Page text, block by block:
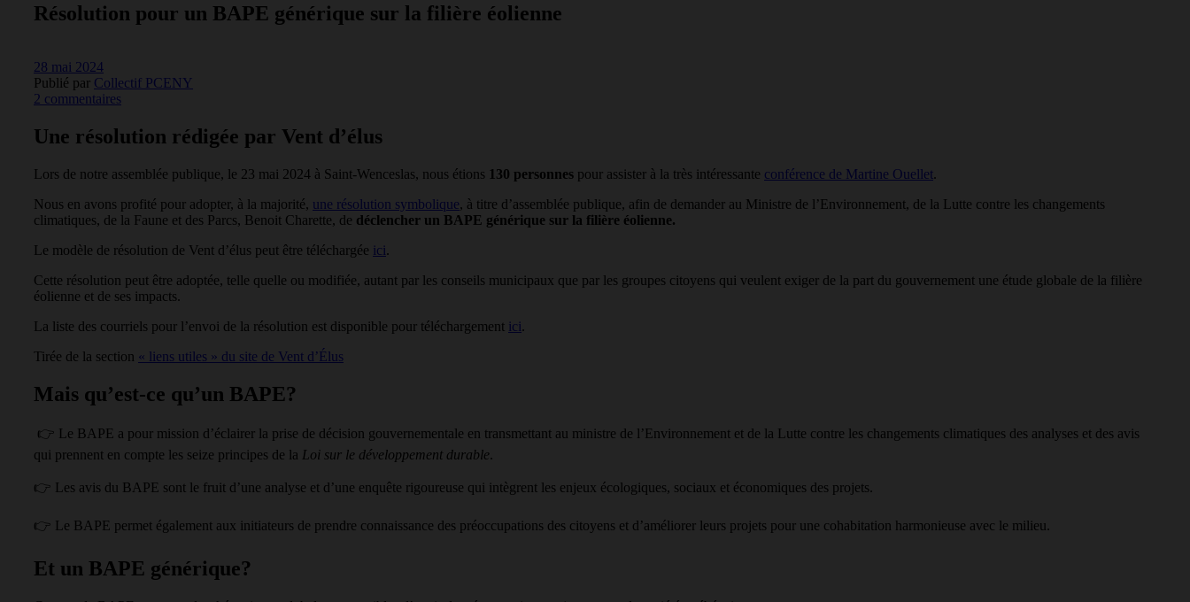
Résolution pour un BAPE générique sur la filière éolienne
28 mai 2024
Publié par Collectif PCENY
2 commentaires
Une résolution rédigée par Vent d’élus
Lors de notre assemblée publique, le 23 mai 2024 à Saint-Wenceslas, nous étions 130 personnes pour assister à la très intéressante conférence de Martine Ouellet.
Nous en avons profité pour adopter, à la majorité, une résolution symbolique, à titre d’assemblée publique, afin de demander au Ministre de l’Environnement, de la Lutte contre les changements
climatiques, de la Faune et des Parcs, Benoit Charette, de déclencher un BAPE générique sur la filière éolienne.
Le modèle de résolution de Vent d’élus peut être téléchargée ici.
Cette résolution peut être adoptée, telle quelle ou modifiée, autant par les conseils municipaux que par les groupes citoyens qui veulent exiger de la part du gouvernement une étude globale de la filière
éolienne et de ses impacts.
La liste des courriels pour l’envoi de la résolution est disponible pour téléchargement ici.
Tirée de la section « liens utiles » du site de Vent d’Élus
Mais qu’est-ce qu’un BAPE?
👉 Le BAPE a pour mission d’éclairer la prise de décision gouvernementale en transmettant au ministre de l’Environnement et de la Lutte contre les changements climatiques des analyses et des avis
qui prennent en compte les seize principes de la Loi sur le développement durable.
👉 Les avis du BAPE sont le fruit d’une analyse et d’une enquête rigoureuse qui intègrent les enjeux écologiques, sociaux et économiques des projets.
👉 Le BAPE permet également aux initiateurs de prendre connaissance des préoccupations des citoyens et d’améliorer leurs projets pour une cohabitation harmonieuse avec le milieu.
Et un BAPE générique?